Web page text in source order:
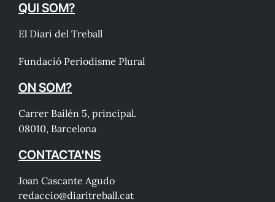
QUI SOM?
El Diari del Treball
Fundació Periodisme Plural
ON SOM?
Carrer Bailén 5, principal.
08010, Barcelona
CONTACTA'NS
Joan Cascante Agudo
redaccio@diaritreball.cat